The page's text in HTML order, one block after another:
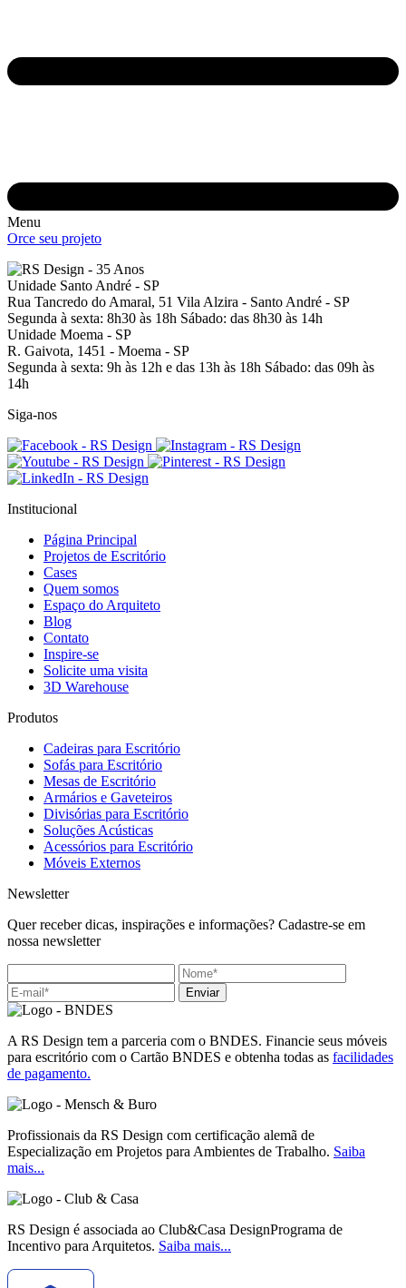
Menu
Orce seu projeto
Unidade Santo André - SP
Rua Tancredo do Amaral, 51 Vila Alzira - Santo André - SP
Segunda à sexta: 8h30 às 18h Sábado: das 8h30 às 14h
Unidade Moema - SP
R. Gaivota, 1451 - Moema - SP
Segunda à sexta: 9h às 12h e das 13h às 18h Sábado: das 09h às
14h
Siga-nos
Institucional
Página Principal
Projetos de Escritório
Cases
Quem somos
Espaço do Arquiteto
Blog
Contato
Inspire-se
Solicite uma visita
3D Warehouse
Produtos
Cadeiras para Escritório
Sofás para Escritório
Mesas de Escritório
Armários e Gaveteiros
Divisórias para Escritório
Soluções Acústicas
Acessórios para Escritório
Móveis Externos
Newsletter
Quer receber dicas, inspirações e informações? Cadastre-se em
nossa newsletter
Enviar
A RS Design tem a parceria com o BNDES. Financie seus móveis
para escritório com o Cartão BNDES e obtenha todas as facilidades
de pagamento.
Profissionais da RS Design com certificação alemã de
Especialização em Projetos para Ambientes de Trabalho. Saiba
mais...
RS Design é associada ao Club&Casa DesignPrograma de
Incentivo para Arquitetos. Saiba mais...